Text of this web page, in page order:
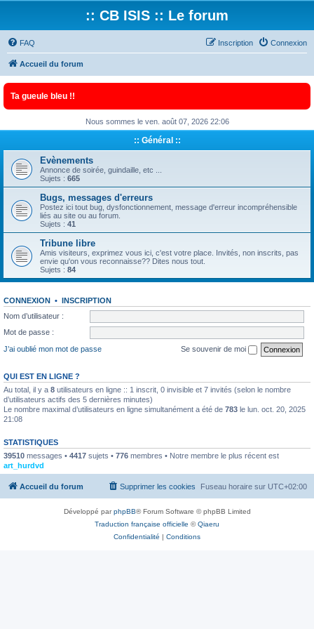
:: CB ISIS :: Le forum
FAQ Connexion
Inscription
Accueil du forum
Ta gueule bleu !!
Nous sommes le ven. août 07, 2026 22:06
:: Général ::
Evènements
Annonce de soirée, guindaille, etc ...
Sujets : 665
Bugs, messages d'erreurs
Postez ici tout bug, dysfonctionnement, message d'erreur incompréhensible
liés au site ou au forum.
Sujets : 41
Tribune libre
Amis visiteurs, exprimez vous ici, c'est votre place. Invités, non inscrits, pas
envie qu'on vous reconnaisse?? Dites nous tout.
Sujets : 84
CONNEXION • INSCRIPTION
Nom d’utilisateur :
Mot de passe :
J’ai oublié mon mot de passe
Se souvenir de moi
QUI EST EN LIGNE ?
Au total, il y a 8 utilisateurs en ligne :: 1 inscrit, 0 invisible et 7 invités (selon le nombre
d’utilisateurs actifs des 5 dernières minutes)
Le nombre maximal d’utilisateurs en ligne simultanément a été de 783 le lun. oct. 20, 2025
21:08
STATISTIQUES
39510 messages • 4417 sujets • 776 membres • Notre membre le plus récent est
art_hurdvd
Accueil du forum Fuseau horaire sur UTC+02:00
Supprimer les cookies
Développé parphpBB® Forum Software © phpBB Limited
Traduction française officielle ©Qiaeru
Confidentialité | Conditions